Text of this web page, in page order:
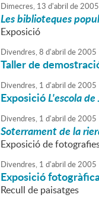
Dimecres, 13 d'abril de2005
Les biblioteques
Exposició
Divendres,8 d'abril de2005
Taller de
Divendres, 1 d'abril de2005
ExposicióL'escola
Divendres, 1 d'abril de2005
Soterrament de la
Exposició de
Divendres, 1 d'abril de2005
Exposició
Recull de paisatges